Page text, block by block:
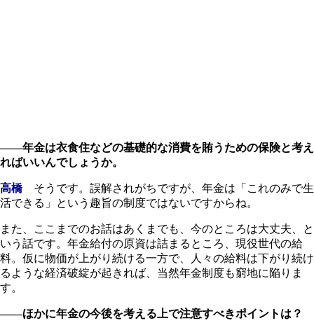
――年金は衣食住などの基礎的な消費を賄うための保険と考え
ればいいんでしょうか。
高橋そうです。誤解されがちですが、年金は「これのみで生
活できる」という趣旨の制度ではないですからね。
また、ここまでのお話はあくまでも、今のところは大丈夫、と
いう話です。年金給付の原資は詰まるところ、現役世代の給
料。仮に物価が上がり続ける一方で、人々の給料は下がり続け
るような経済破綻が起きれば、当然年金制度も窮地に陥りま
す。
――ほかに年金の今後を考える上で注意すべきポイントは？